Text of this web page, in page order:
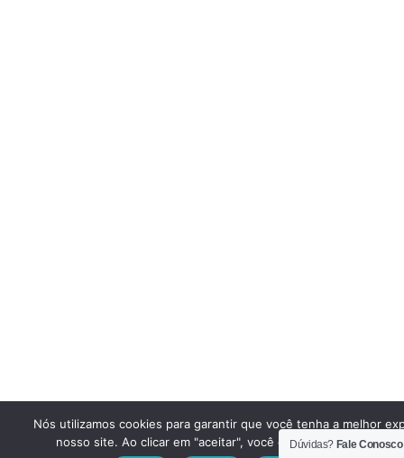
Dúvidas? Fale Conosco
Nós utilizamos cookies para garantir que você tenha a melhor
nosso site. Ao clicar em "aceitar", você concorda em utilizar